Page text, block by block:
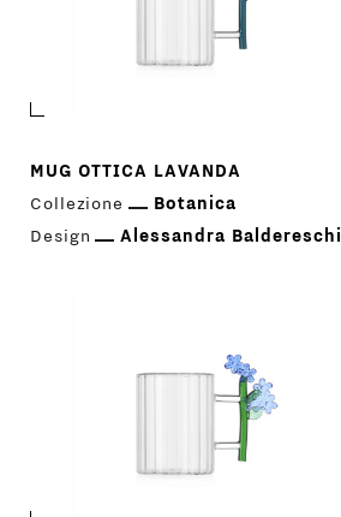
MUG OTTICA LAVANDA
Collezione
Botanica
Design
Alessandra Baldereschi